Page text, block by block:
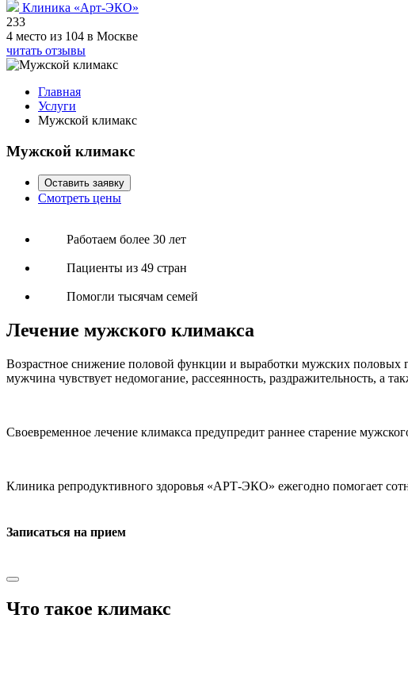
Клиника «Арт-ЭКО»
233
4 место из 104 в Москве
читать отзывы
Главная
Услуги
Мужской климакс
Мужской климакс
Оставить заявку
Смотреть цены
Работаем более 30 лет
Пациенты из 49 стран
Помогли тысячам семей
Лечение мужского климакса
Возрастное снижение половой функции и выработки мужских
мужчина чувствует недомогание, рассеянность, раздражительность, а
Своевременное лечение климакса предупредит раннее старение
Клиника репродуктивного здоровья «АРТ-ЭКО» ежегодно помогает
Записаться на прием
Что такое климакс